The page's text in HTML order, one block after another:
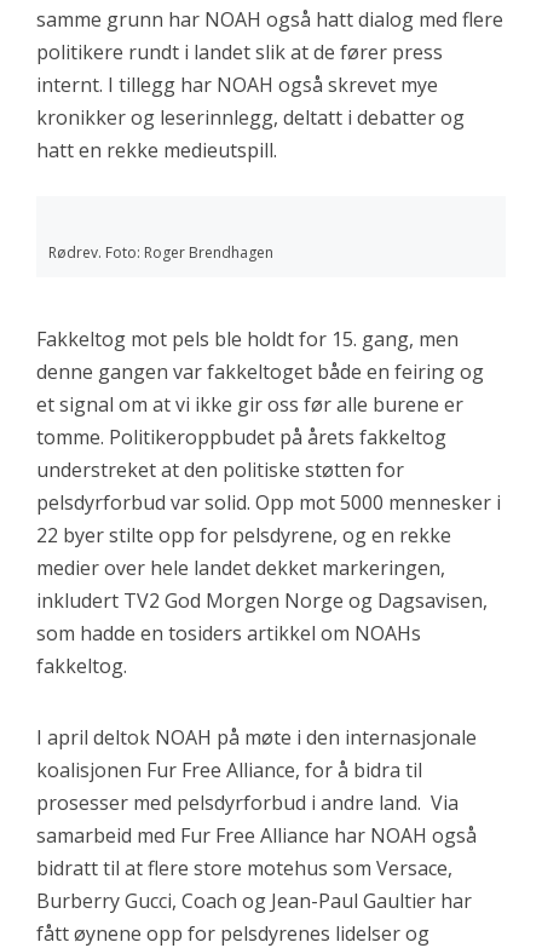
samme grunn har NOAH også hatt dialog med flere
politikere rundt i landet slik at de fører press
internt. I tillegg har NOAH også skrevet mye
kronikker og leserinnlegg, deltatt i debatter og
hatt en rekke medieutspill.
Rødrev. Foto: Roger Brendhagen
Fakkeltog mot pels ble holdt for 15. gang, men
denne gangen var fakkeltoget både en feiring og
et signal om at vi ikke gir oss før alle burene er
tomme. Politikeroppbudet på årets fakkeltog
understreket at den politiske støtten for
pelsdyrforbud var solid. Opp mot 5000 mennesker i
22 byer stilte opp for pelsdyrene, og en rekke
medier over hele landet dekket markeringen,
inkludert TV2 God Morgen Norge og Dagsavisen,
som hadde en tosiders artikkel om NOAHs
fakkeltog.
I april deltok NOAH på møte i den internasjonale
koalisjonen Fur Free Alliance, for å bidra til
prosesser med pelsdyrforbud i andre land. Via
samarbeid med Fur Free Alliance har NOAH også
bidratt til at flere store motehus som Versace,
Burberry Gucci, Coach og Jean-Paul Gaultier har
fått øynene opp for pelsdyrenes lidelser og